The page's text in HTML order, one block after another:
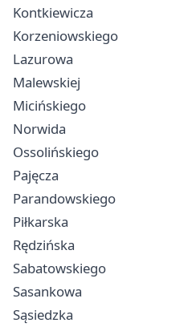
Kontkiewicza
Korzeniowskiego
Lazurowa
Malewskiej
Micińskiego
Norwida
Ossolińskiego
Pajęcza
Parandowskiego
Piłkarska
Rędzińska
Sabatowskiego
Sasankowa
Sąsiedzka